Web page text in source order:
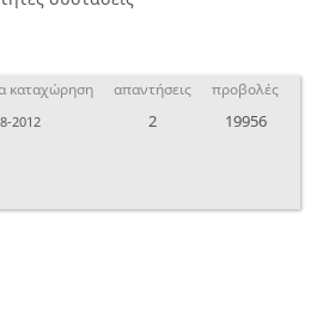
καταχώρηση
2012
απαντήσεις
2
προβολές
19956